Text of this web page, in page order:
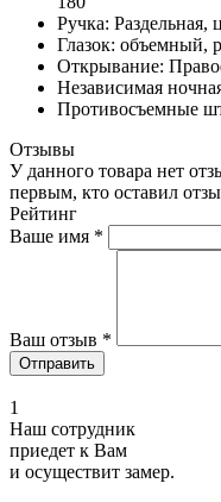
Ручка: Раздельная,
Глазок: объемный,
Открывание:
Независимая
Противосъемные
Отзывы
У данного товара нет
первым, кто оставил
Рейтинг
Ваше имя *
Ваш отзыв *
1
Наш сотрудник
приедет к Вам
и осуществит замер.